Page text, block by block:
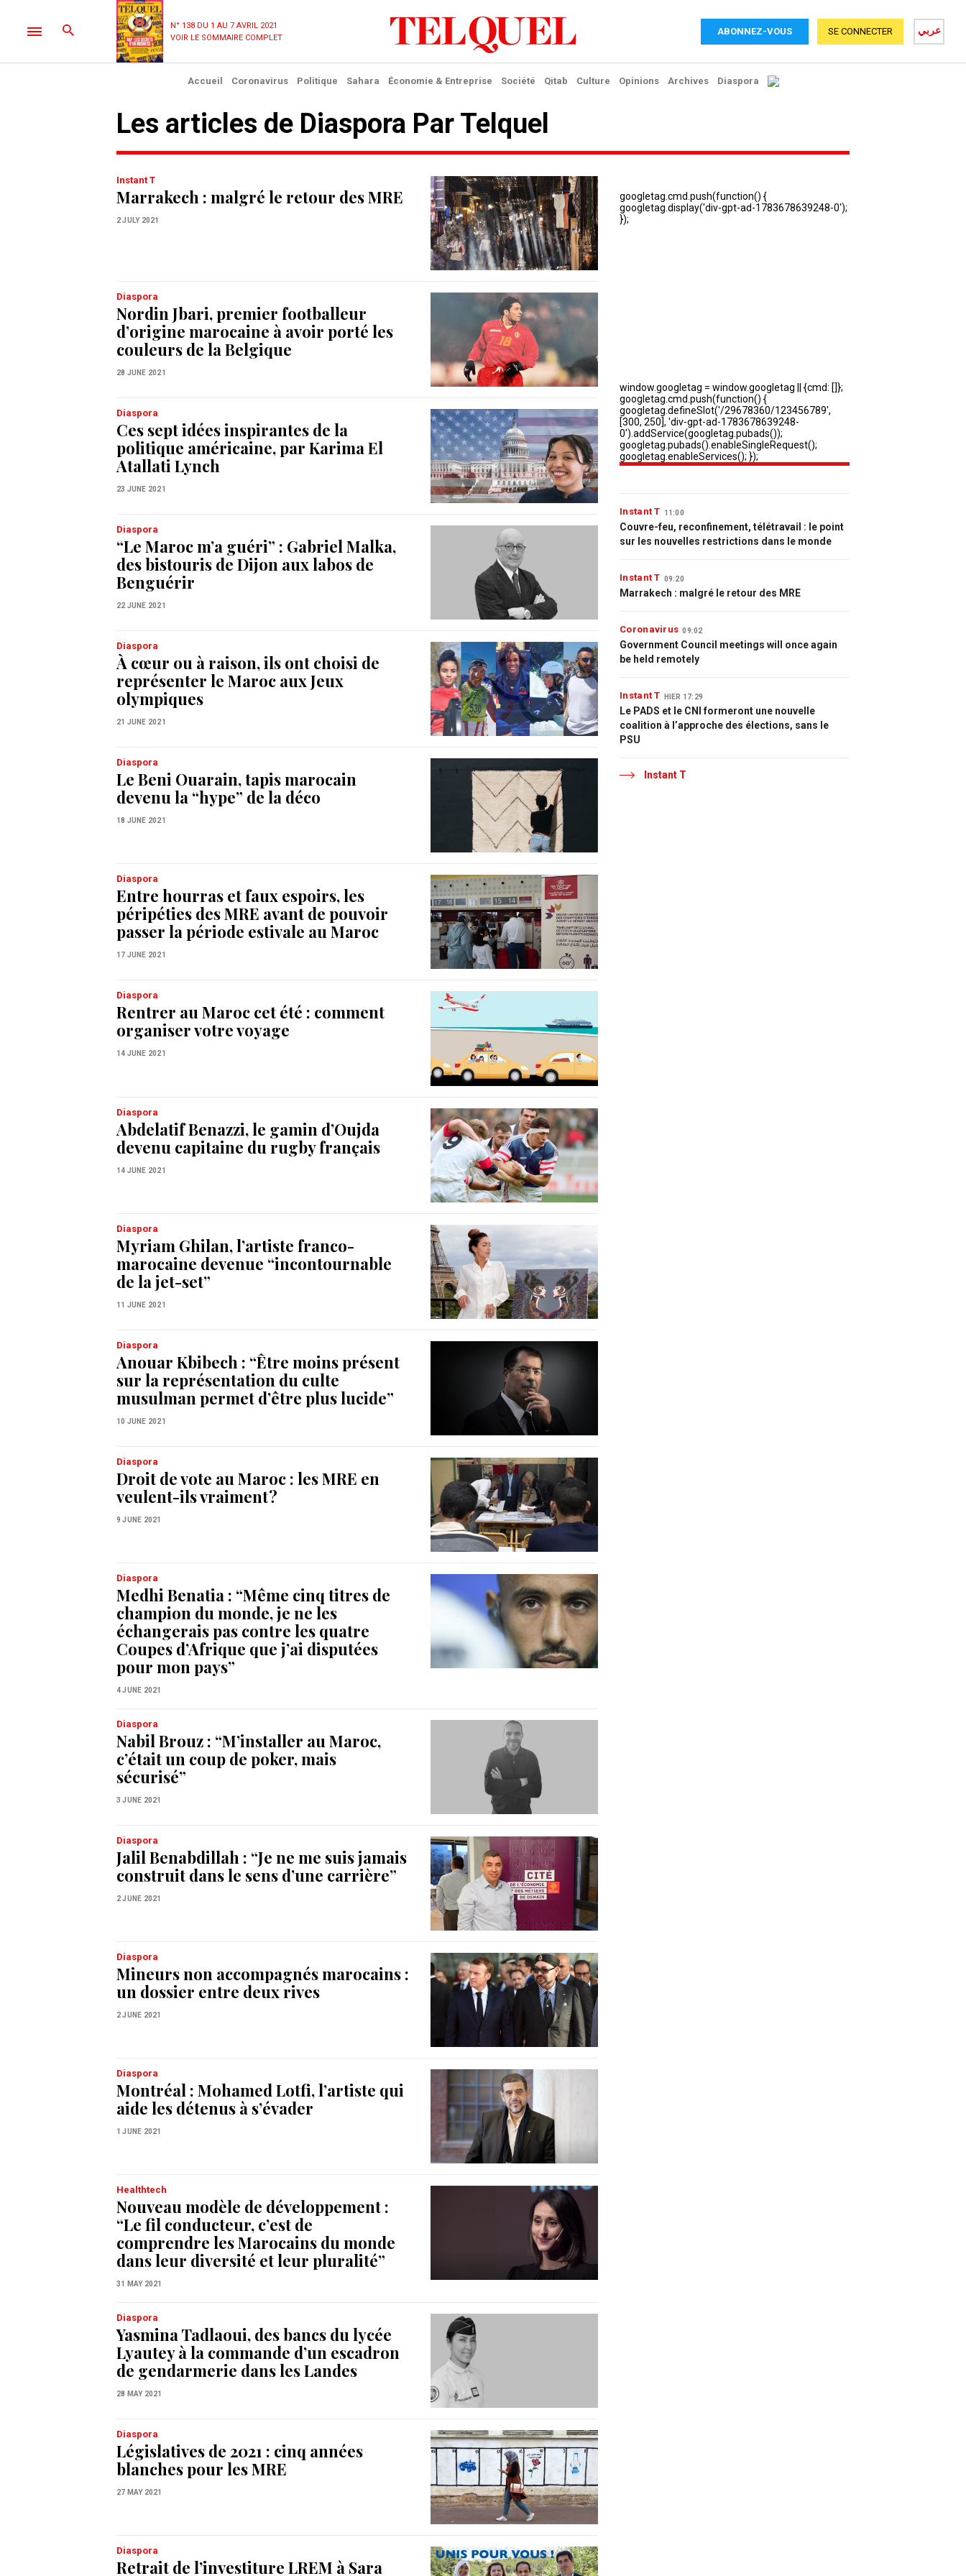
N° 138 DU 1 AU 7 AVRIL 2021
VOIR LE SOMMAIRE COMPLET
ABONNEZ-VOUS عربي SE CONNECTER
Accueil Coronavirus Politique Sahara Économie & Entreprise Société Qitab Culture Opinions Archives Diaspora
Les articles de Diaspora Par Telquel
Instant T
Marrakech : malgré le retour des MRE
2 JULY 2021
Diaspora
Nordin Jbari, premier footballeur
d’origine marocaine à avoir porté les
couleurs de la Belgique
28 JUNE 2021
Diaspora
Ces sept idées inspirantes de la
politique américaine, par Karima El
Atallati Lynch
23 JUNE 2021
Diaspora
“Le Maroc m’a guéri” : Gabriel Malka,
des bistouris de Dijon aux labos de
Benguérir
22 JUNE 2021
Diaspora
À cœur ou à raison, ils ont choisi de
représenter le Maroc aux Jeux
olympiques
21 JUNE 2021
Diaspora
Le Beni Ouarain, tapis marocain
devenu la “hype” de la déco
18 JUNE 2021
Diaspora
Entre hourras et faux espoirs, les
péripéties des MRE avant de pouvoir
passer la période estivale au Maroc
17 JUNE 2021
Diaspora
Rentrer au Maroc cet été : comment
organiser votre voyage
14 JUNE 2021
Diaspora
Abdelatif Benazzi, le gamin d’Oujda
devenu capitaine du rugby français
14 JUNE 2021
Diaspora
Myriam Ghilan, l’artiste franco-
marocaine devenue “incontournable
de la jet-set”
11 JUNE 2021
Diaspora
Anouar Kbibech : “Être moins présent
sur la représentation du culte
musulman permet d’être plus lucide”
10 JUNE 2021
Diaspora
Droit de vote au Maroc : les MRE en
veulent-ils vraiment ?
9 JUNE 2021
Diaspora
Medhi Benatia : “Même cinq titres de
champion du monde, je ne les
échangerais pas contre les quatre
Coupes d’Afrique que j’ai disputées
pour mon pays”
4 JUNE 2021
Diaspora
Nabil Brouz : “M’installer au Maroc,
c’était un coup de poker, mais
sécurisé”
3 JUNE 2021
Diaspora
Jalil Benabdillah : “Je ne me suis jamais
construit dans le sens d’une carrière”
2 JUNE 2021
Diaspora
Mineurs non accompagnés marocains :
un dossier entre deux rives
2 JUNE 2021
Diaspora
Montréal : Mohamed Lotfi, l’artiste qui
aide les détenus à s’évader
1 JUNE 2021
Healthtech
Nouveau modèle de développement :
“Le fil conducteur, c’est de
comprendre les Marocains du monde
dans leur diversité et leur pluralité”
31 MAY 2021
Diaspora
Yasmina Tadlaoui, des bancs du lycée
Lyautey à la commande d’un escadron
de gendarmerie dans les Landes
28 MAY 2021
Diaspora
Législatives de 2021 : cinq années
blanches pour les MRE
27 MAY 2021
Diaspora
Retrait de l’investiture LREM à Sara
Instant T 11:00
Couvre-feu, reconfinement, télétravail : le point
sur les nouvelles restrictions dans le monde
Instant T 09:20
Marrakech : malgré le retour des MRE
Coronavirus 09:02
Government Council meetings will once again
be held remotely
Instant T HIER 17:29
Le PADS et le CNI formeront une nouvelle
coalition à l’approche des élections, sans le
PSU
Instant T